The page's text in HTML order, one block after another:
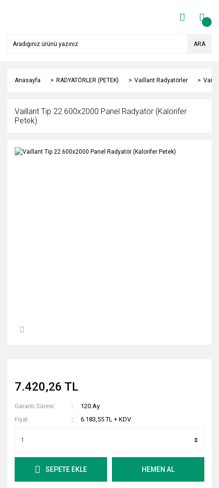
ARA
Anasayfa RADYATÖRLER (PETEK) Vaillant Radyatörler
Vaillant Tip 22 600x2000 Panel Radyatör (Kalorifer
Petek)
7.420,26 TL
Garanti Süresi
120 Ay
Fiyat
6.183,55 TL + KDV
SEPETE EKLE HEMEN AL